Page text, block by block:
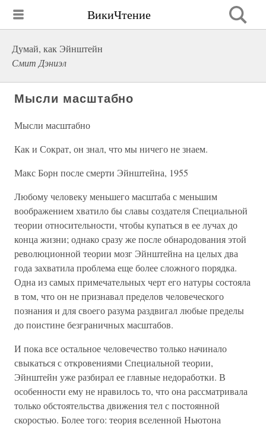
ВикиЧтение
Думай, как Эйнштейн
Смит Дэниэл
Мысли масштабно
Мысли масштабно
Как и Сократ, он знал, что мы ничего не знаем.
Макс Борн после смерти Эйнштейна, 1955
Любому человеку меньшего масштаба с меньшим
воображением хватило бы славы создателя Специальной
теории относительности, чтобы купаться в ее лучах до
конца жизни; однако сразу же после обнародования этой
революционной теории мозг Эйнштейна на целых два
года захватила проблема еще более сложного порядка.
Одна из самых примечательных черт его натуры состояла
в том, что он не признавал пределов человеческого
познания и для своего разума раздвигал любые пределы
до поистине безграничных масштабов.
И пока все остальное человечество только начинало
свыкаться с откровениями Специальной теории,
Эйнштейн уже разбирал ее главные недоработки. В
особенности ему не нравилось то, что она рассматривала
только обстоятельства движения тел с постоянной
скоростью. Более того: теория вселенной Ньютона